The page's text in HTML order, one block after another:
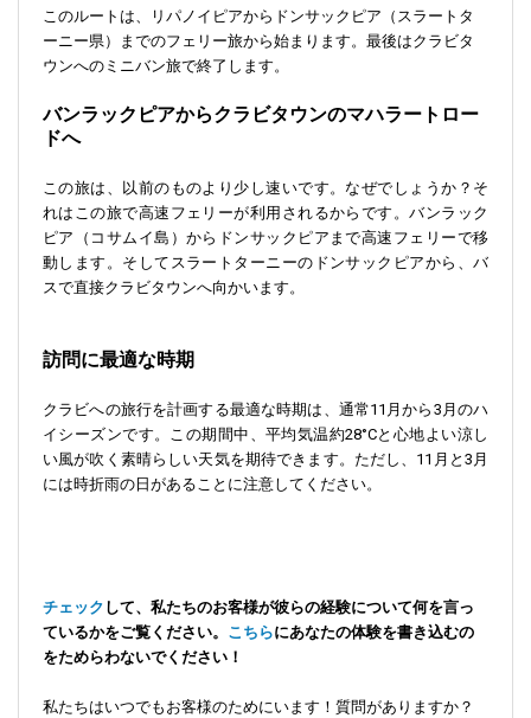
このルートは、リパノイピアからドンサックピア（スラートタ
ーニー県）までのフェリー旅から始まります。最後はクラビタ
ウンへのミニバン旅で終了します。
バンラックピアからクラビタウンのマハラートロー
ドへ
この旅は、以前のものより少し速いです。なぜでしょうか？そ
れはこの旅で高速フェリーが利用されるからです。バンラック
ピア（コサムイ島）からドンサックピアまで高速フェリーで移
動します。そしてスラートターニーのドンサックピアから、バ
スで直接クラビタウンへ向かいます。
訪問に最適な時期
クラビへの旅行を計画する最適な時期は、通常11月から3月のハ
イシーズンです。この期間中、平均気温約28°Cと心地よい涼し
い風が吹く素晴らしい天気を期待できます。ただし、11月と3月
には時折雨の日があることに注意してください。
チェック して、私たちのお客様が彼らの経験について何を言っ
ているかをご覧ください。 こちらにあなたの体験を書き込むの
をためらわないでください！
私たちはいつでもお客様のためにいます！質問がありますか？